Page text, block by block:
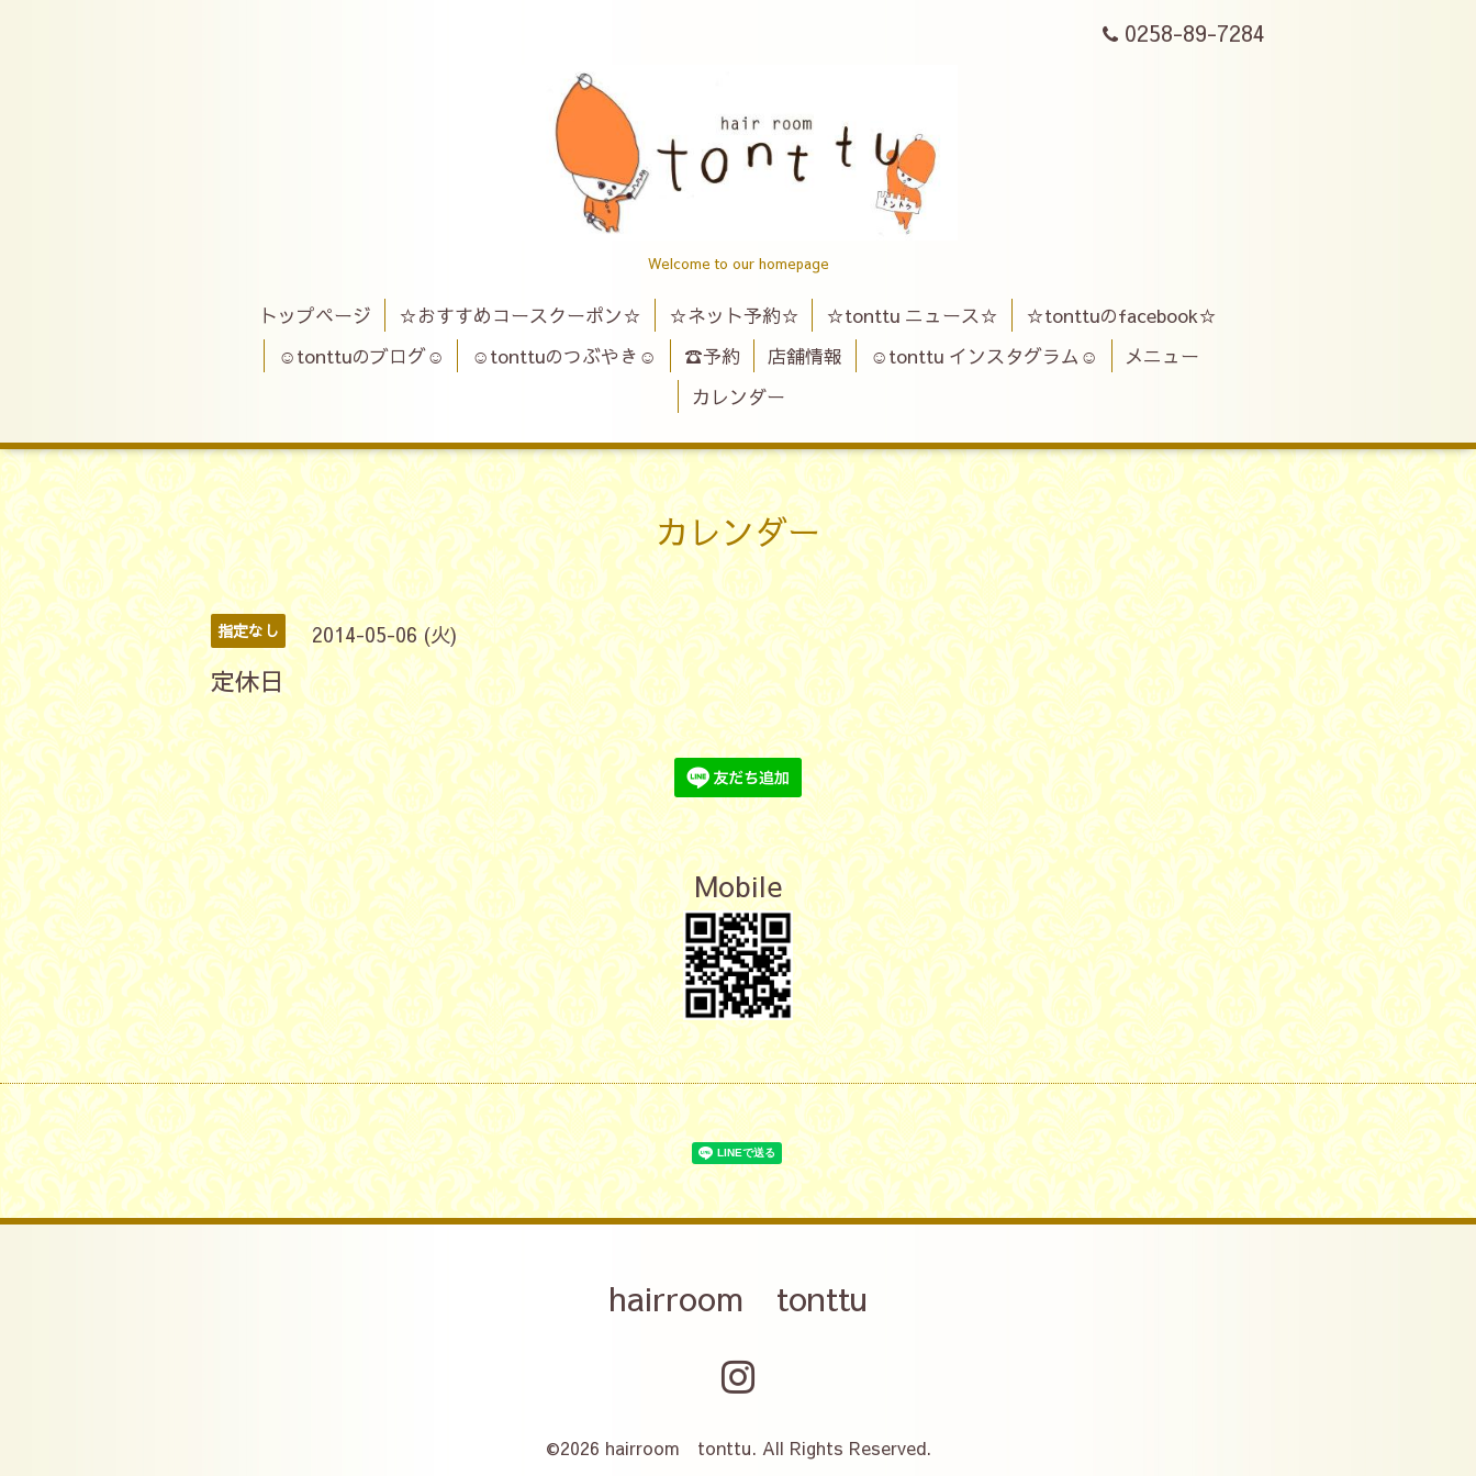
0258-89-7284
Welcome to our homepage
トップページ ☆おすすめコースクーポン☆ ☆ネット予約☆ ☆tonttu ニュース☆
☆tonttuのfacebook☆
☺tonttuのブログ☺
☺tonttuのつぶやき☺ ☎予約 店舗情報 ☺tonttu インスタグラム☺
メニュー
カレンダー
カレンダー
指定なし 2014-05-06 (火)
定休日
Mobile
hairroom tonttu
©2026 hairroom tonttu. All Rights Reserved.